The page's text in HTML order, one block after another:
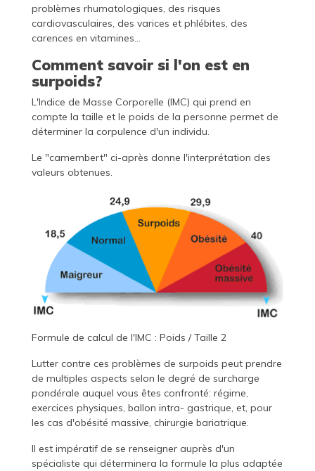
problèmes rhumatologiques, des risques
cardiovasculaires, des varices et phlébites, des
carences en vitamines...
Comment savoir si l'on est en
surpoids?
L'Indice de Masse Corporelle (IMC) qui prend en
compte la taille et le poids de la personne permet de
déterminer la corpulence d'un individu.
Le "camembert" ci-après donne l'interprétation des
valeurs obtenues.
Formule de calcul de l'IMC : Poids / Taille 2
Lutter contre ces problèmes de surpoids peut prendre
de multiples aspects selon le degré de surcharge
pondérale auquel vous êtes confronté: régime,
exercices physiques, ballon intra- gastrique, et, pour
les cas d'obésité massive, chirurgie bariatrique.
Il est impératif de se renseigner auprès d'un
spécialiste qui déterminera la formule la plus adaptée